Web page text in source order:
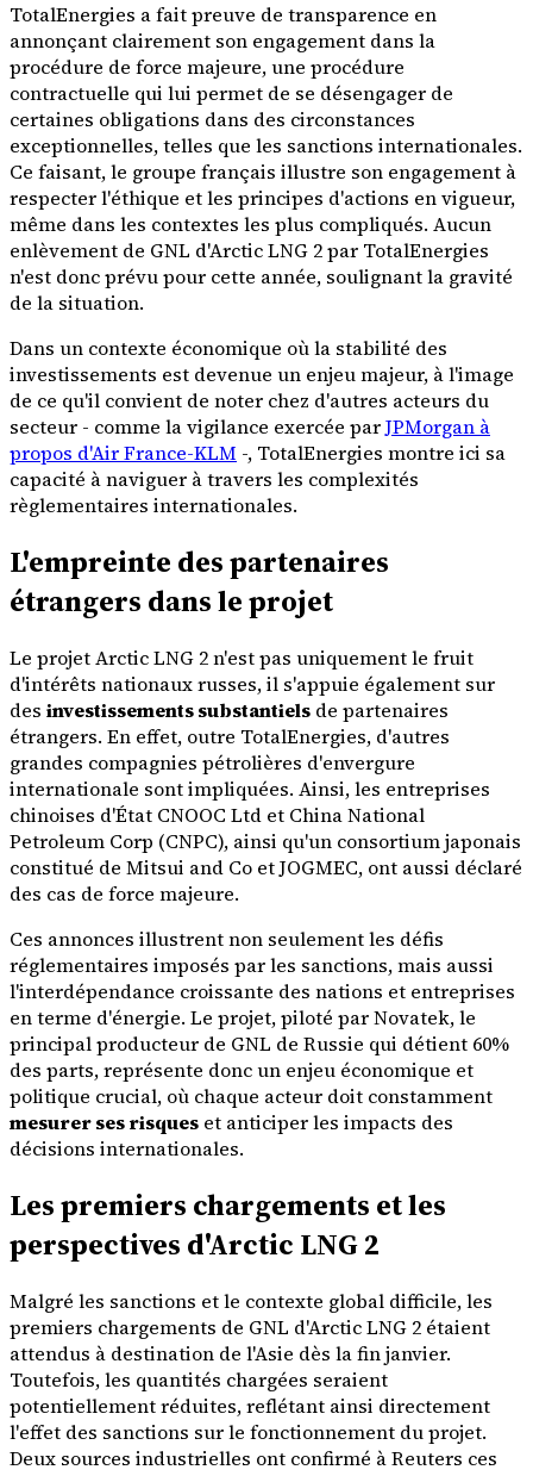
TotalEnergies a fait preuve de transparence en
annonçant clairement son engagement dans la
procédure de force majeure, une procédure
contractuelle qui lui permet de se désengager de
certaines obligations dans des circonstances
exceptionnelles, telles que les sanctions internationales.
Ce faisant, le groupe français illustre son engagement à
respecter l'éthique et les principes d'actions en vigueur,
même dans les contextes les plus compliqués. Aucun
enlèvement de GNL d'Arctic LNG 2 par TotalEnergies
n'est donc prévu pour cette année, soulignant la gravité
de la situation.
Dans un contexte économique où la stabilité des
investissements est devenue un enjeu majeur, à l'image
de ce qu'il convient de noter chez d'autres acteurs du
secteur - comme la vigilance exercée parJPMorgan à
propos d'Air France-KLM -, TotalEnergies montre ici sa
capacité à naviguer à travers les complexités
règlementaires internationales.
L'empreinte des partenaires
étrangers dans le projet
Le projet Arctic LNG 2 n'est pas uniquement le fruit
d'intérêts nationaux russes, il s'appuie également sur
des investissements substantiels de partenaires
étrangers. En effet, outre TotalEnergies, d'autres
grandes compagnies pétrolières d'envergure
internationale sont impliquées. Ainsi, les entreprises
chinoises d'État CNOOC Ltd et China National
Petroleum Corp (CNPC), ainsi qu'un consortium japonais
constitué de Mitsui and Co et JOGMEC, ont aussi déclaré
des cas de force majeure.
Ces annonces illustrent non seulement les défis
réglementaires imposés par les sanctions, mais aussi
l'interdépendance croissante des nations et entreprises
en terme d'énergie. Le projet, piloté par Novatek, le
principal producteur de GNL de Russie qui détient 60%
des parts, représente donc un enjeu économique et
politique crucial, où chaque acteur doit constamment
mesurer ses risques et anticiper les impacts des
décisions internationales.
Les premiers chargements et les
perspectives d'Arctic LNG 2
Malgré les sanctions et le contexte global difficile, les
premiers chargements de GNL d'Arctic LNG 2 étaient
attendus à destination de l'Asie dès la fin janvier.
Toutefois, les quantités chargées seraient
potentiellement réduites, reflétant ainsi directement
l'effet des sanctions sur le fonctionnement du projet.
Deux sources industrielles ont confirmé à Reuters ces